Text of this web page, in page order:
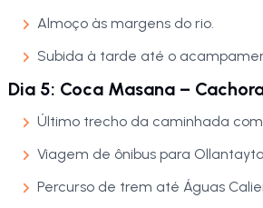
Almoço às margens do rio.
Subida à tarde até o
Dia 5: Coca Masana –
Último trecho da caminhada
Viagem de ônibus para
Percurso de trem até Águas